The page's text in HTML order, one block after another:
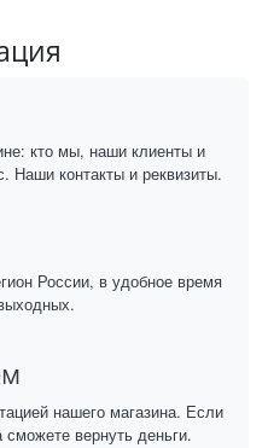
кто мы, наши клиенты и
Наши контакты и реквизиты.
России, в удобное время
нашего магазина. Если
сможете вернуть деньги.